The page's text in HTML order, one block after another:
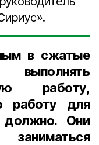
в сжатые
работу,
работу для
должно. Они